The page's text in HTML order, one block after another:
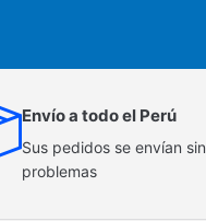
Envío a todo el Perú
Sus pedidos se envían sin
problemas